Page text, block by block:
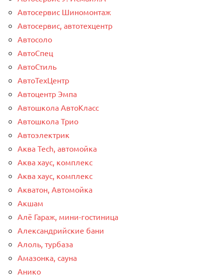
Автосервис Шиномонтаж
Автосервис, автотехцентр
Автосоло
АвтоСпец
АвтоСтиль
АвтоТехЦентр
Автоцентр Эмпа
Автошкола АвтоКласс
Автошкола Трио
Автоэлектрик
Аква Tech, автомойка
Аква хаус, комплекс
Аква хаус, комплекс
Акватон, Автомойка
Акшам
Алё Гараж, мини-гостиница
Александрийские бани
Алоль, турбаза
Амазонка, сауна
Анико